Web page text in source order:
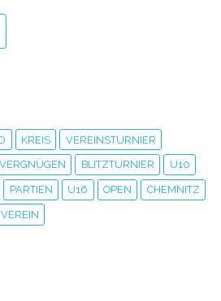
KREIS VEREINSTURNIER
VERGNÜGEN BLITZTURNIER U10
PARTIEN U16 OPEN CHEMNITZ
VEREIN